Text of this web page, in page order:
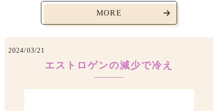
MORE
2024/03/21
エストロゲンの減少で冷え